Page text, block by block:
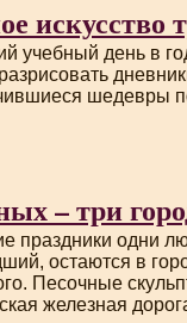
искусство
учебный день в
шедевры
– три
праздники одни
, остаются в
Песочные
железная